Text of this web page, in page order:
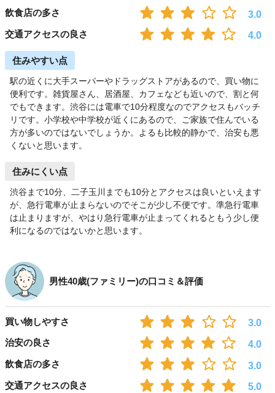
飲食店の多さ
3.0
交通アクセスの良さ
4.0
住みやすい点
駅の近くに大手スーパーやドラッグストアがあるので、買い物に
便利です。雑貨屋さん、居酒屋、カフェなども近いので、割と何
でもできます。渋谷には電車で10分程度なのでアクセスもバッチ
リです。小学校や中学校が近くにあるので、ご家族で住んでいる
方が多いのではないでしょうか。よるも比較的静かで、治安も悪
くないと思います。
住みにくい点
渋谷まで10分、二子玉川までも10分とアクセスは良いといえます
が、急行電車が止まらないのでそこが少し不便です。準急行電車
は止まりますが、やはり急行電車が止まってくれるともう少し便
利になるのではないかと思います。
男性40歳(ファミリー)の口コミ＆評価
買い物しやすさ
3.0
治安の良さ
4.0
飲食店の多さ
3.0
交通アクセスの良さ
5.0